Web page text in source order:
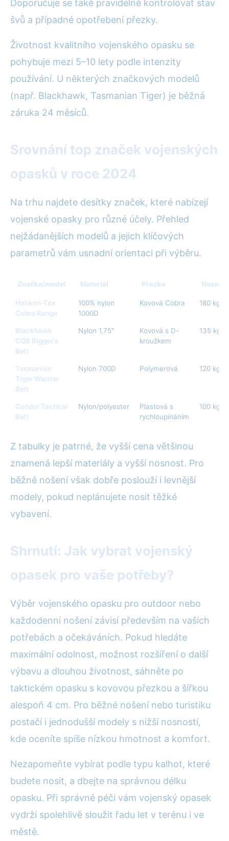
Doporučuje se také pravidelně kontrolovat stav
švů a případné opotřebení přezky.
Životnost kvalitního vojenského opasku se
pohybuje mezi 5–10 lety podle intenzity
používání. U některých značkových modelů
(např. Blackhawk, Tasmanian Tiger) je běžná
záruka 24 měsíců.
Srovnání top značek vojenských
opasků v roce 2024
Na trhu najdete desítky značek, které nabízejí
vojenské opasky pro různé účely. Přehled
nejžádanějších modelů a jejich klíčových
parametrů vám usnadní orientaci při výběru.
Značka/model Materiál Přezka Nosnost
Helikon-Tex
Cobra Range
100% nylon
1000D
Kovová Cobra 180 kg
Blackhawk
CQB Rigger's
Belt
Nylon 1,75"
Kovová s D-
kroužkem
135 kg
Tasmanian
Tiger Warrior
Belt
Nylon 700D Polymerová 120 kg
Condor Tactical
Belt
Nylon/polyester
Plastová s
rychloupínáním
100 kg
Z tabulky je patrné, že vyšší cena většinou
znamená lepší materiály a vyšší nosnost. Pro
běžné nošení však dobře poslouží i levnější
modely, pokud neplánujete nosit těžké
vybavení.
Shrnutí: Jak vybrat vojenský
opasek pro vaše potřeby?
Výběr vojenského opasku pro outdoor nebo
každodenní nošení závisí především na vašich
potřebách a očekáváních. Pokud hledáte
maximální odolnost, možnost rozšíření o další
výbavu a dlouhou životnost, sáhněte po
taktickém opasku s kovovou přezkou a šířkou
alespoň 4 cm. Pro běžné nošení nebo turistiku
postačí i jednodušší modely s nižší nosností,
kde oceníte spíše nízkou hmotnost a komfort.
Nezapomeňte vybírat podle typu kalhot, které
budete nosit, a dbejte na správnou délku
opasku. Při správné péči vám vojenský opasek
vydrží spolehlivě sloužit řadu let v terénu i ve
městě.